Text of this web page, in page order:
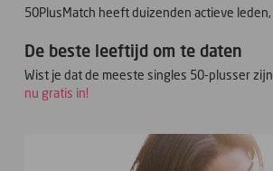
50PlusMatch heeft duizenden actieve
De beste leeftijd om te daten
Wist je dat de meeste singles 50-plusser
nu gratis in!